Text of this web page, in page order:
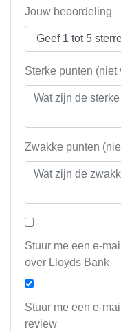
Jouw beoordeling
Sterke punten (niet
Zwakke punten
Stuur me een e-
over Lloyds Bank
Stuur me een e-
review